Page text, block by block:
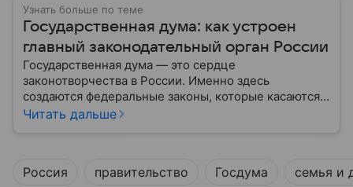
Узнать больше по теме
Государственная дума: как устроен
главный законодательный орган России
Государственная дума — это сердце
законотворчества в России. Именно здесь
создаются федеральные законы, которые касаются
жизни каждого гражданина: от образования и
Читать дальше
Россия правительство Госдума семья и